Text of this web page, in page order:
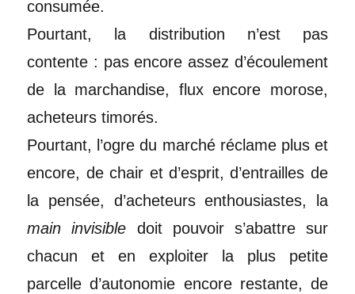
consumée.
Pourtant, la distribution n’est pas
contente : pas encore assez d’écoulement
de la marchandise, flux encore morose,
acheteurs timorés.
Pourtant, l’ogre du marché réclame plus et
encore, de chair et d’esprit, d’entrailles de
la pensée, d’acheteurs enthousiastes, la
main invisible doit pouvoir s’abattre sur
chacun et en exploiter la plus petite
parcelle d’autonomie encore restante, de